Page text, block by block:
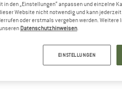
ZELTE,
Leben von MSR machen
und Kochzubehör von MSR
dabei - für den
in den „Einstellungen“ anpassen und einzelne
Website nicht notwendig und kann
oder erstmals vergeben werden.
Datenschutzhinweisen.
EINSTELLUNGEN